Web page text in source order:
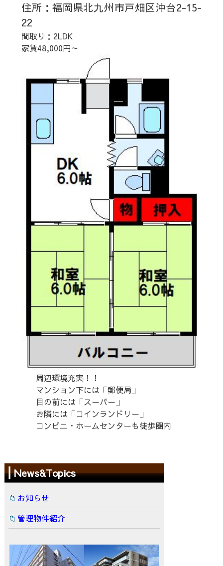
住所：福岡県北九州市戸畑区沖台2-15-
22
間取り：2LDK
家賃48,000円～
周辺環境充実！！
マンション下には「郵便局」
目の前には「スーパー」
お隣には「コインランドリー」
コンビニ・ホームセンターも徒歩圏内
News&Topics
お知らせ
管理物件紹介